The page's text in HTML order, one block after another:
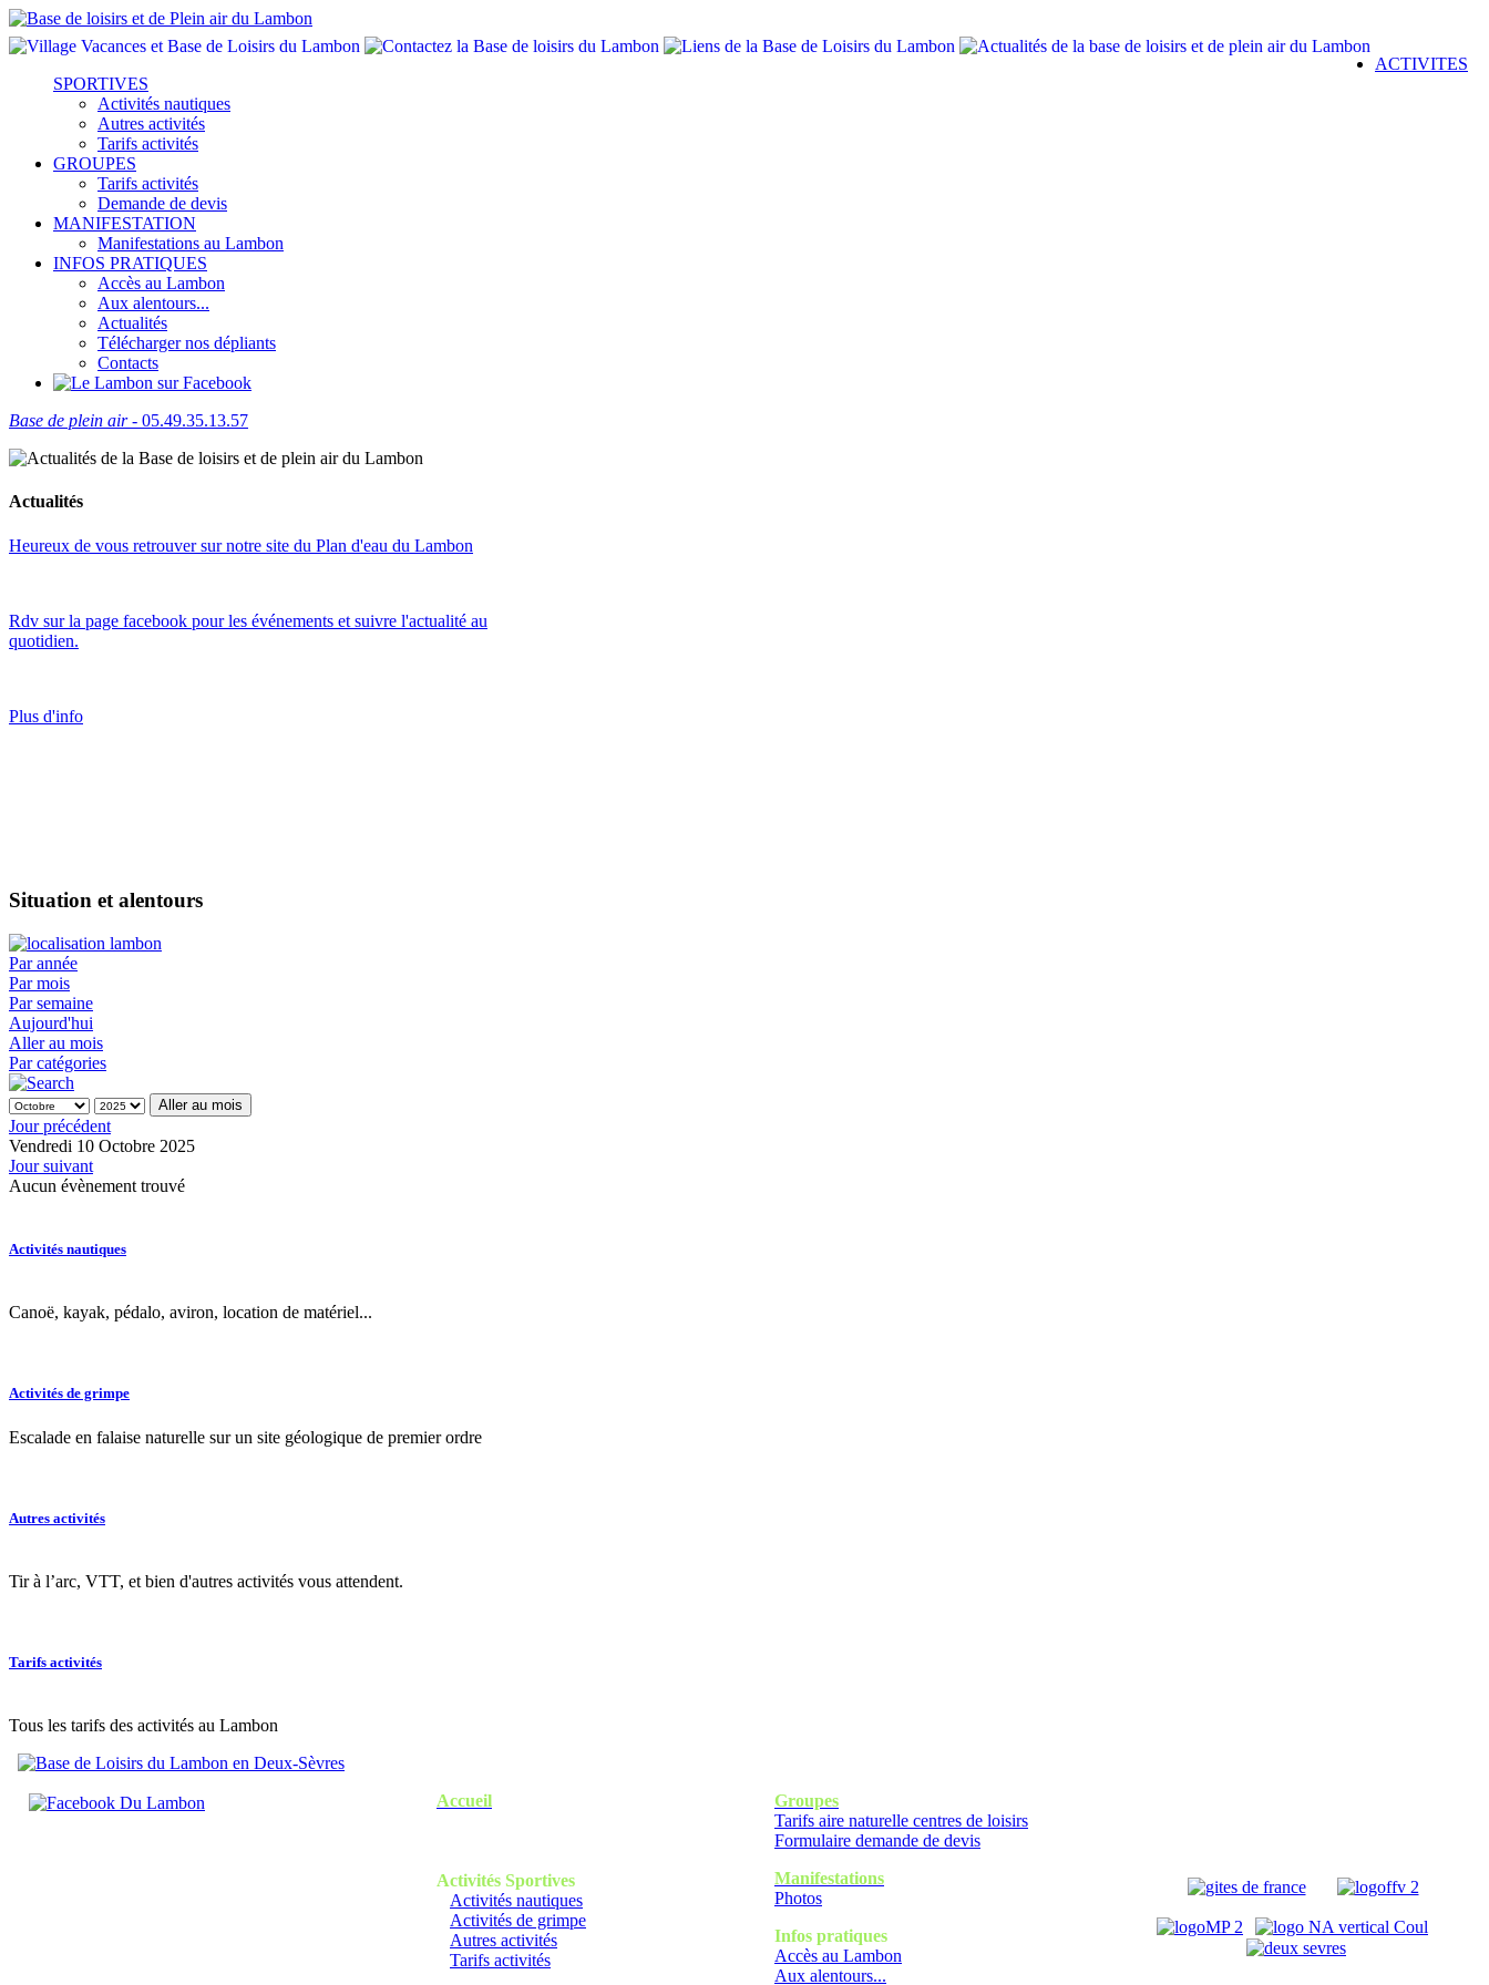
ACTIVITES
SPORTIVES
Activités nautiques
Autres activités
Tarifs activités
GROUPES
Tarifs activités
Demande de devis
MANIFESTATION
Manifestations au Lambon
INFOS PRATIQUES
Accès au Lambon
Aux alentours...
Actualités
Télécharger nos dépliants
Contacts
Base de plein air- 05.49.35.13.57
Actualités
Heureux de vous retrouver sur notre site du Plan d'eau du Lambon
Rdv sur la page facebook pour les événements et suivre l'actualité au
quotidien.
Plus d'info
Situation et alentours
Par année
Par mois
Par semaine
Aujourd'hui
Aller au mois
Par catégories
Aller au mois
Jour précédent
Vendredi 10 Octobre 2025
Jour suivant
Aucun évènement trouvé
Activités nautiques
Canoë, kayak, pédalo, aviron, location de matériel...
Activités de grimpe
Escalade en falaise naturelle sur un site géologique de premier ordre
Autres activités
Tir à l’arc, VTT, et bien d'autres activités vous attendent.
Tarifs activités
Tous les tarifs des activités au Lambon
Accueil
Activités Sportives
Activités nautiques
Activités de grimpe
Autres activités
Tarifs activités
Groupes
Tarifs aire naturelle centres de loisirs
Formulaire demande de devis
Manifestations
Photos
Infos pratiques
Accès au Lambon
Aux alentours...